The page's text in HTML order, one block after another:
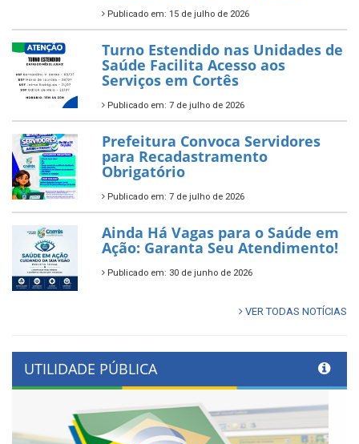
Publicado em: 15 de julho de 2026
Turno Estendido nas Unidades de
Saúde Facilita Acesso aos
Serviços em Cortês
Publicado em: 7 de julho de 2026
Prefeitura Convoca Servidores
para Recadastramento
Obrigatório
Publicado em: 7 de julho de 2026
Ainda Há Vagas para o Saúde em
Ação: Garanta Seu Atendimento!
Publicado em: 30 de junho de 2026
VER TODAS NOTÍCIAS
UTILIDADE PÚBLICA